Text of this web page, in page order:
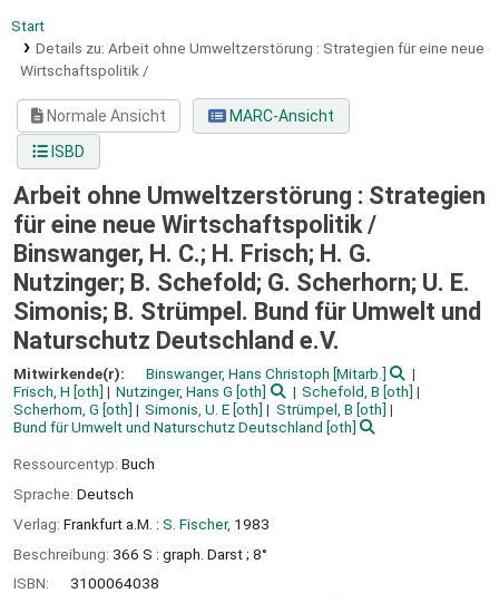
Start
Details zu: Arbeit ohne Umweltzerstörung : Strategien für eine neue
Wirtschaftspolitik /
Normale Ansicht
MARC-Ansicht
ISBD
Arbeit ohne Umweltzerstörung : Strategien
für eine neue Wirtschaftspolitik /
Binswanger, H. C.; H. Frisch; H. G.
Nutzinger; B. Schefold; G. Scherhorn; U. E.
Simonis; B. Strümpel. Bund für Umwelt und
Naturschutz Deutschland e.V.
Mitwirkende(r): Binswanger, Hans Christoph [Mitarb.]
Frisch, H [oth] Nutzinger, Hans G [oth] Schefold, B [oth]
Scherhorn, G [oth] Simonis, U. E [oth] Strümpel, B [oth]
Bund für Umwelt und Naturschutz Deutschland [oth]
Ressourcentyp: Buch
Sprache: Deutsch
Verlag: Frankfurt a.M. : S. Fischer, 1983
Beschreibung: 366 S : graph. Darst ; 8°
ISBN:
3100064038